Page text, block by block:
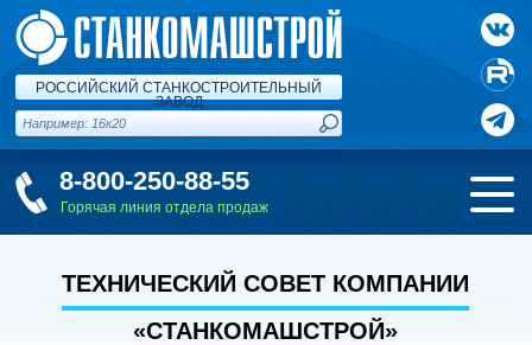
РОССИЙСКИЙ СТАНКОСТРОИТЕЛЬНЫЙ
ЗАВОД
8-800-250-88-55
Горячая линия отдела продаж
ТЕХНИЧЕСКИЙ СОВЕТ КОМПАНИИ
«СТАНКОМАШСТРОЙ»